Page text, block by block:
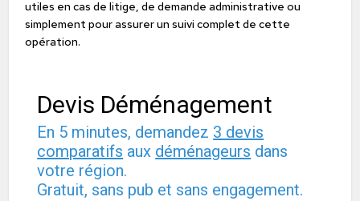
utiles en cas de litige, de demande administrative ou
simplement pour assurer un suivi complet de cette
opération.
Devis Déménagement
En 5 minutes, demandez 3 devis
comparatifs aux déménageurs dans
votre région.
Gratuit, sans pub et sans engagement.